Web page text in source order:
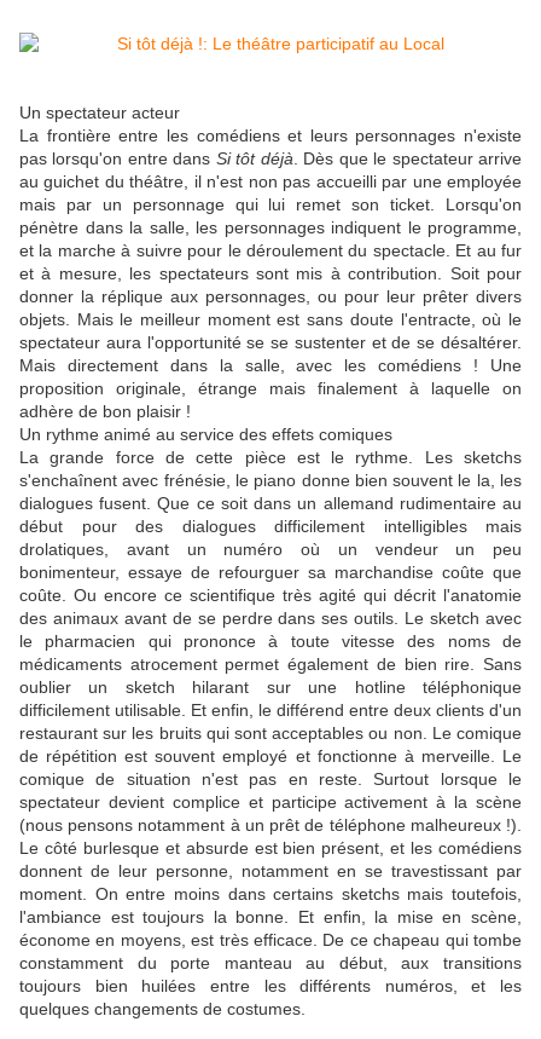
Un spectateur acteur
La frontière entre les comédiens et leurs personnages n'existe
pas lorsqu'on entre dans Si tôt déjà . Dès que le spectateur arrive
au guichet du théâtre, il n'est non pas accueilli par une employée
mais par un personnage qui lui remet son ticket. Lorsqu'on
pénètre dans la salle, les personnages indiquent le programme,
et la marche à suivre pour le déroulement du spectacle. Et au fur
et à mesure, les spectateurs sont mis à contribution. Soit pour
donner la réplique aux personnages, ou pour leur prêter divers
objets. Mais le meilleur moment est sans doute l'entracte, où le
spectateur aura l'opportunité se se sustenter et de se désaltérer.
Mais directement dans la salle, avec les comédiens ! Une
proposition originale, étrange mais finalement à laquelle on
adhère de bon plaisir !
Un rythme animé au service des effets comiques
La grande force de cette pièce est le rythme. Les sketchs
s'enchaînent avec frénésie, le piano donne bien souvent le la, les
dialogues fusent. Que ce soit dans un allemand rudimentaire au
début pour des dialogues difficilement intelligibles mais
drolatiques, avant un numéro où un vendeur un peu
bonimenteur, essaye de refourguer sa marchandise coûte que
coûte. Ou encore ce scientifique très agité qui décrit l'anatomie
des animaux avant de se perdre dans ses outils. Le sketch avec
le pharmacien qui prononce à toute vitesse des noms de
médicaments atrocement permet également de bien rire. Sans
oublier un sketch hilarant sur une hotline téléphonique
difficilement utilisable. Et enfin, le différend entre deux clients d'un
restaurant sur les bruits qui sont acceptables ou non. Le comique
de répétition est souvent employé et fonctionne à merveille. Le
comique de situation n'est pas en reste. Surtout lorsque le
spectateur devient complice et participe activement à la scène
(nous pensons notamment à un prêt de téléphone malheureux !).
Le côté burlesque et absurde est bien présent, et les comédiens
donnent de leur personne, notamment en se travestissant par
moment. On entre moins dans certains sketchs mais toutefois,
l'ambiance est toujours la bonne. Et enfin, la mise en scène,
économe en moyens, est très efficace. De ce chapeau qui tombe
constamment du porte manteau au début, aux transitions
toujours bien huilées entre les différents numéros, et les
quelques changements de costumes.